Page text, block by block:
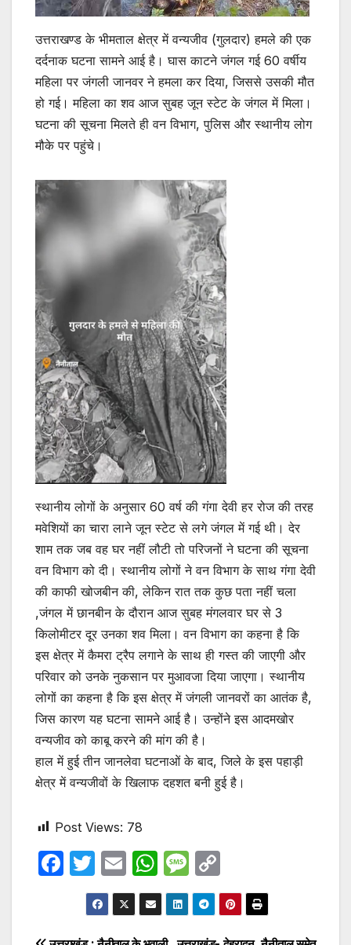
उत्तराखण्ड के भीमताल क्षेत्र में वन्यजीव (गुलदार) हमले की एक
दर्दनाक घटना सामने आई है। घास काटने जंगल गई 60 वर्षीय
महिला पर जंगली जानवर ने हमला कर दिया, जिससे उसकी मौत
हो गई। महिला का शव आज सुबह जून स्टेट के जंगल में मिला।
घटना की सूचना मिलते ही वन विभाग, पुलिस और स्थानीय लोग
मौके पर पहुंचे।
स्थानीय लोगों के अनुसार 60 वर्ष की गंगा देवी हर रोज की तरह
मवेशियों का चारा लाने जून स्टेट से लगे जंगल में गई थी। देर
शाम तक जब वह घर नहीं लौटी तो परिजनों ने घटना की सूचना
वन विभाग को दी। स्थानीय लोगों ने वन विभाग के साथ गंगा देवी
की काफी खोजबीन की, लेकिन रात तक कुछ पता नहीं चला
,जंगल में छानबीन के दौरान आज सुबह मंगलवार घर से 3
किलोमीटर दूर उनका शव मिला। वन विभाग का कहना है कि
इस क्षेत्र में कैमरा ट्रैप लगाने के साथ ही गस्त की जाएगी और
परिवार को उनके नुकसान पर मुआवजा दिया जाएगा। स्थानीय
लोगों का कहना है कि इस क्षेत्र में जंगली जानवरों का आतंक है,
जिस कारण यह घटना सामने आई है। उन्होंने इस आदमखोर
वन्यजीव को काबू करने की मांग की है।
हाल में हुई तीन जानलेवा घटनाओं के बाद, जिले के इस पहाड़ी
क्षेत्र में वन्यजीवों के खिलाफ दहशत बनी हुई है।
Post Views: 78
F
e
T
w
itt
er
E
m
ail
W
h
at
s
M
e
s
s
o
p
y